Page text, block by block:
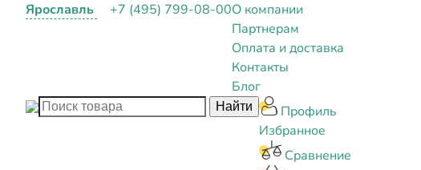
Ярославль +7 (495) 799-08-00О компании
Партнерам
Оплата и доставка
Контакты
Блог
Профиль
Избранное
Сравнение